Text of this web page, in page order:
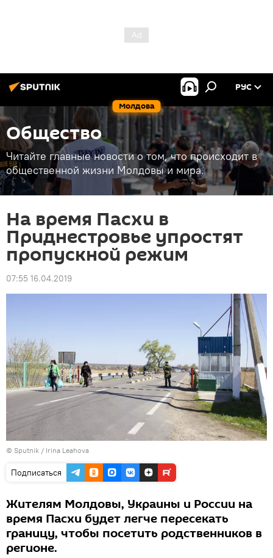
Молдова
РУС
Общество
Читайте главные новости о том, что происходит в
общественной жизни Молдовы и мира.
На время Пасхи в
Приднестровье упростят
пропускной режим
07:55 16.04.2019
© Sputnik / Irina Leahova
Подписаться
Жителям Молдовы, Украины и России на
время Пасхи будет легче пересекать
границу, чтобы посетить родственников в
регионе.